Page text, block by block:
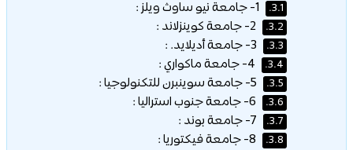
3.1.
3.2.
3.3.
3.4.
3.5.
3.6.
3.7.
3.8.